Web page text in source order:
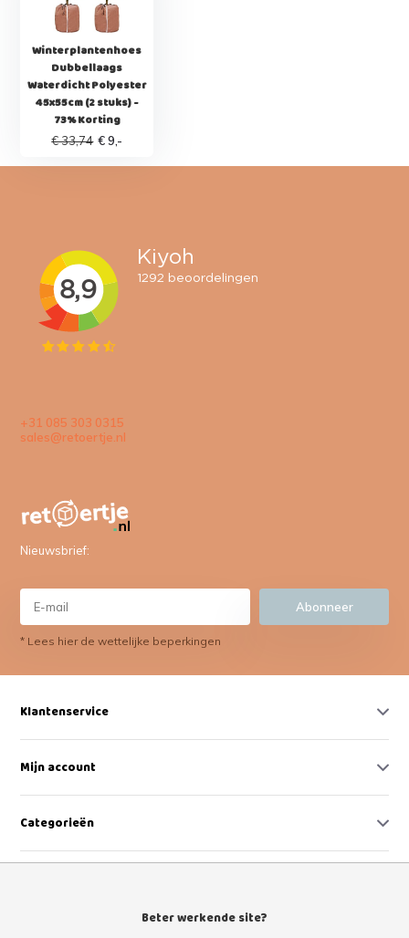
Winterplantenhoes
Dubbellaags
Waterdicht Polyester
45x55cm (2 stuks) -
73% Korting
€ 33,74 € 9,-
+31 085 303 0315
sales@retoertje.nl
Nieuwsbrief:
Abonneer
* Lees hier de wettelijke beperkingen
Klantenservice
Mijn account
Categorieën
Beter werkende site?